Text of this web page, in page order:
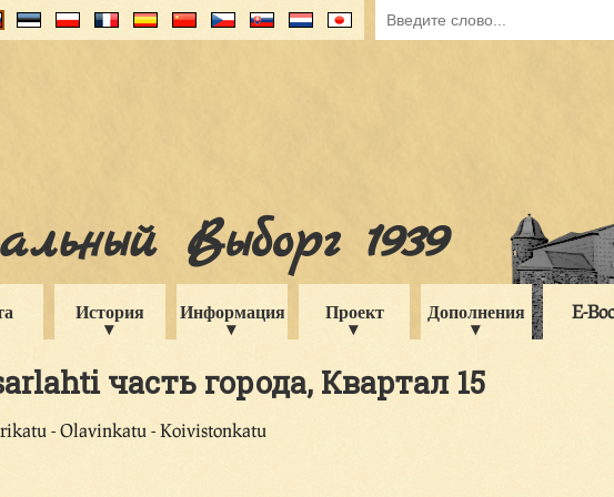
Выборг 1939
История Информация Проект Дополнения E-
часть города, Квартал 15
- Olavinkatu - Koivistonkatu